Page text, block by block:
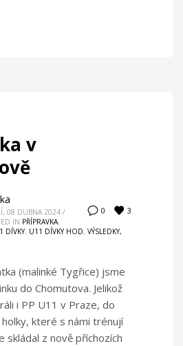
v
0 3
08 DUBNA 2024 /
IN PŘÍPRAVKA,
DÍVKY, U11 DÍVKY HOD, VÝSLEDKY,
(malinké Tygřice) jsme
do Chomutova. Jelikož
i PP U11 v Praze, do
které s námi trénují
skládal z nově příchozích